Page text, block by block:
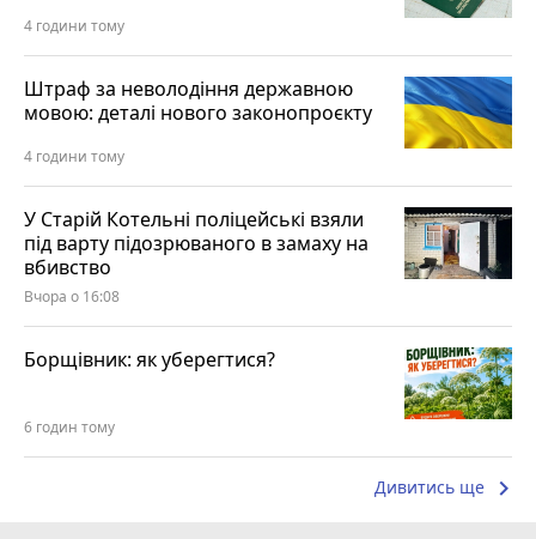
4 години тому
Штраф за неволодіння державною
мовою: деталі нового законопроєкту
4 години тому
У Старій Котельні поліцейські взяли
під варту підозрюваного в замаху на
вбивство
Вчора о 16:08
Борщівник: як уберегтися?
6 годин тому
Дивитись ще keyboard_arrow_right